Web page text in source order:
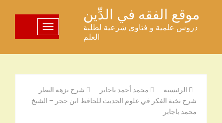
المحتوى
موقع الفقه في الدِّين
دروس علمية و فتاوى شرعية لطلبة
العلم
تبديل اللوحة
الرئيسية محمد أحمد باجابر
شرح نزهة النظر
شرح نخبة الفكر في علوم الحديث للحافظ ابن حجر – الشيخ
محمد باجابر